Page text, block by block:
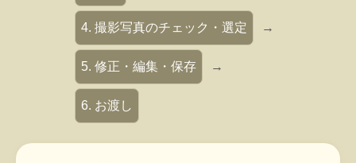
4. 撮影写真のチェック・選定 →
5. 修正・編集・保存 →
6. お渡し